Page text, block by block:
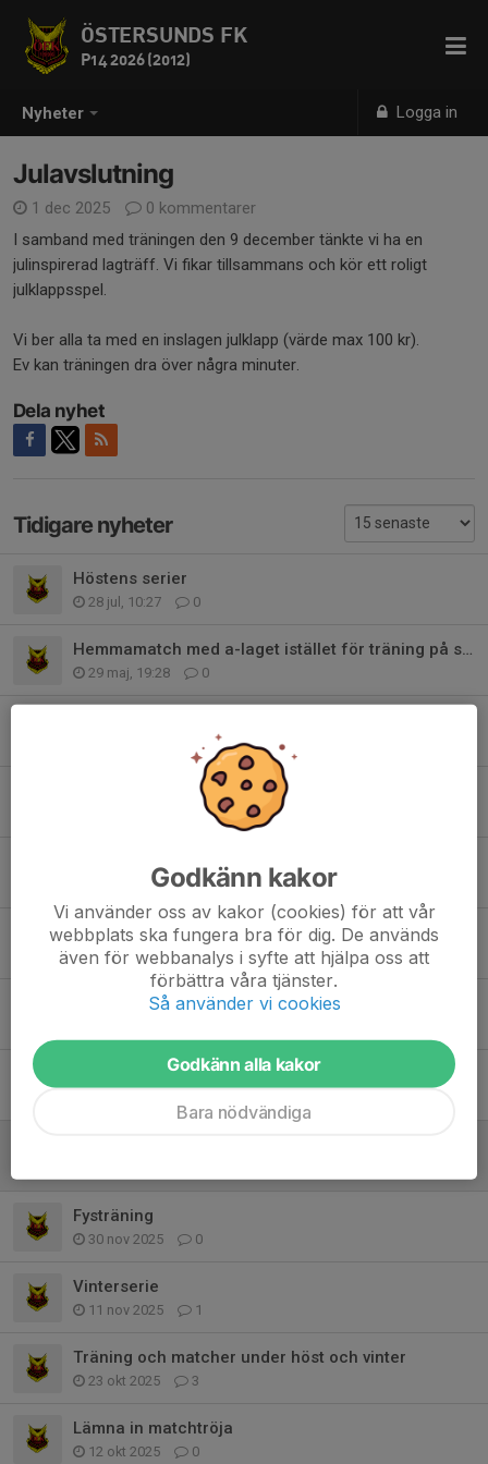
Nyheter Logga in
ÖSTERSUNDS FK
P14 2026 (2012)
Julavslutning
1 dec 2025
0 kommentarer
I samband med träningen den 9 december tänkte vi ha en
julinspirerad lagträff. Vi fikar tillsammans och kör ett roligt
julklappsspel.
Vi ber alla ta med en inslagen julklapp (värde max 100 kr).
Ev kan träningen dra över några minuter.
Dela nyhet
Tidigare nyheter
Höstens serier
28 jul, 10:27 0
Hemmamatch med a-laget istället för träning på söndag
29 maj, 19:28 0
0
Biljetter till A-lagets hemmamatcher!
0
6 feb, 08:38 0
Information om cuper 2026
2 jan, 15:32 2
Jullotterna - betalning
Kommande träningar och matcher
Fysträning
30 nov 2025 0
Vinterserie
11 nov 2025 1
Träning och matcher under höst och vinter
23 okt 2025 3
Lämna in matchtröja
12 okt 2025 0
Godkänn kakor
Vi använder oss av kakor (cookies) för att vår
webbplats ska fungera bra för dig. De används
även för webbanalys i syfte att hjälpa oss att
förbättra våra tjänster.
Så använder vi cookies
Godkänn alla kakor
Bara nödvändiga